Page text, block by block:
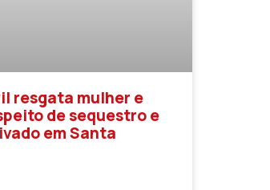
resgata mulher e
de sequestro e
em Santa